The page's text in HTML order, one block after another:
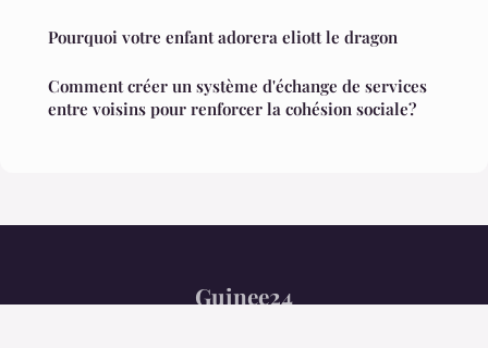
Pourquoi votre enfant adorera eliott le dragon
Comment créer un système d'échange de services
entre voisins pour renforcer la cohésion sociale?
Guinee24